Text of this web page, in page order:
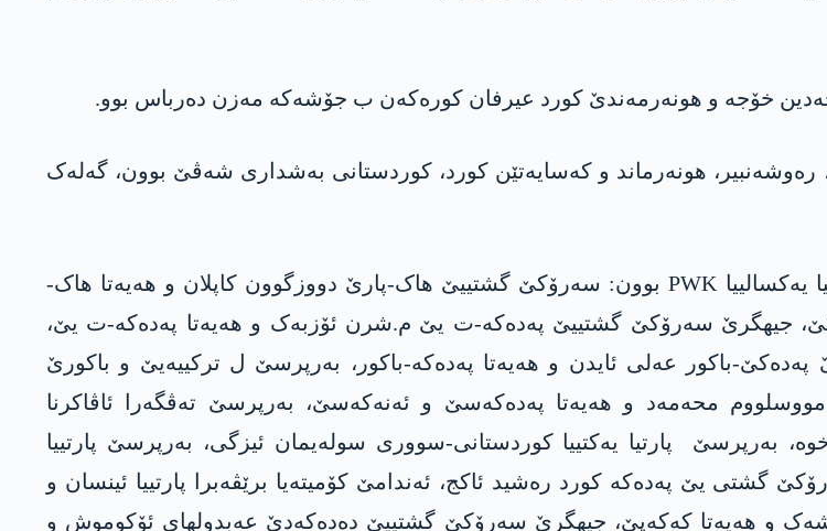
ھونەرماند و کەسایەتێن کورد، کوردستانی بەشداری شەڤێ بوون، گەلەک
ئەڤ پارتی و گرووبێن سییاسی و دەزھەگێن سڤیل بەشداری شاھییا یەکسالییا PWK بوون: سەرۆکێ گشتییێ ھاک-پارێ دووزگوون کاپلان و ھەیەتا ھاک-
جیھگرێ سەرۆکێ گشتییێ پەدەکە-ت یێ م.شرن ئۆزبەک و ھەیەتا پەدەکە-ت یێ،
باکور عەلی ئایدن و ھەیەتا پەدەکە-باکور، بەرپرسێ ل ترکییەیێ و باکورێ
محەمەد و ھەیەتا پەدەکەسێ و ئەنەکەسێ، بەرپرسێ تەڤگەرا ئاڤاکرنا
بەرپرسێ پارتیا یەکتییا کوردستانی-سووری سولەیمان ئیزگی، بەرپرسێ پارتییا
یێ پەدەکە کورد رەشید ئاکج، ئەندامێ کۆمیتەیا برێڤەبرا پارتییا ئینسان و
و ھەیەتا کەکەپێ، جیھگرێ سەرۆکێ گشتییێ دەدەکەدێ عەبدولھای ئۆکوموش و